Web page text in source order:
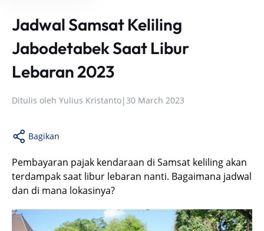
Jadwal Samsat Keliling
Jabodetabek Saat Libur
Lebaran 2023
Ditulis oleh Yulius Kristanto|30 March 2023
Bagikan
Pembayaran pajak kendaraan di Samsat keliling akan
terdampak saat libur lebaran nanti. Bagaimana jadwal
dan di mana lokasinya?